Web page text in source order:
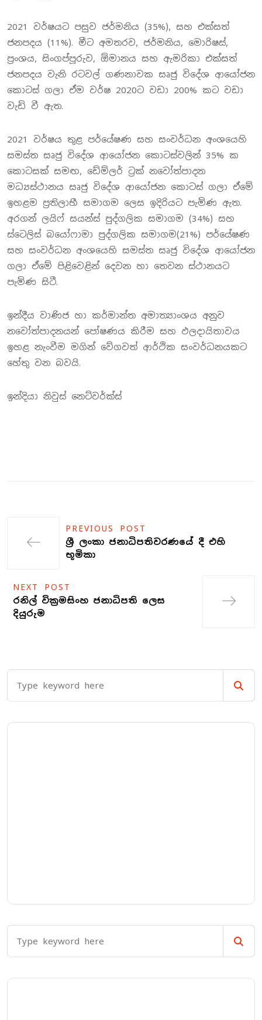
2021 වර්ෂයට පසුව ජර්මනිය (35%), සහ එක්සත්
ජනපදය (11%). මීට අමතරව, ජර්මනිය, මොරිෂස්,
ප්‍රංශය, සිංගප්පූරුව, ඕමානය සහ ඇමරිකා එක්සත්
ජනපදය වැනි රටවල් ගණනාවක සෘජු විදේශ ආයෝජන
කොටස් ගලා ඒම වර්ෂ 2020ට වඩා 200% කට වඩා
වැඩි වී ඇත.
2021 වර්ෂය තුළ පර්යේෂණ සහ සංවර්ධන අංශයෙහි
සමස්ත සෘජු විදේශ ආයෝජන කොටස්වලින් 35% ක
කොටසක් සමඟ, ඩේම්ලර් ට්‍රක් නවෝත්පාදන
මධ්‍යස්ථානය සෘජු විදේශ ආයෝජන කොටස් ගලා ඒමේ
ඉහළම ප්‍රතිලාභී සමාගම ලෙස ඉදිරියට පැමිණ ඇත.
අරගන් ලයිෆ් සයන්ස් පුද්ගලික සමාගම (34%) සහ
ස්ටෙලිස් බයෝෆාමා පුද්ගලික සමාගම(21%) පර්යේෂණ
සහ සංවර්ධන අංශයෙහි සමස්ත සෘජු විදේශ ආයෝජන
ගලා ඒමේ පිළිවෙළින් දෙවන හා තෙවන ස්ථානයට
පැමිණ සිටී.
ඉන්දීය වාණිජ හා කර්මාන්ත අමාත්‍යාංශය අනුව
නවෝත්පාදනයන් පෝෂණය කිරීම සහ ඵලදායිතාවය
ඉහළ නැංවීම මගින් වේගවත් ආර්ථික සංවර්ධනයකට
හේතු වන බවයි.
ඉන්දියා නිවුස් නෙට්වර්ක්ස්
PREVIOUS POST
ශ්‍රී ලංකා ජනාධිපතිවරණයේ දී එහි
භූමිකා
NEXT POST
රනිල් වික්‍රමසිංහ ජනාධිපති ලෙස
දියුරුම